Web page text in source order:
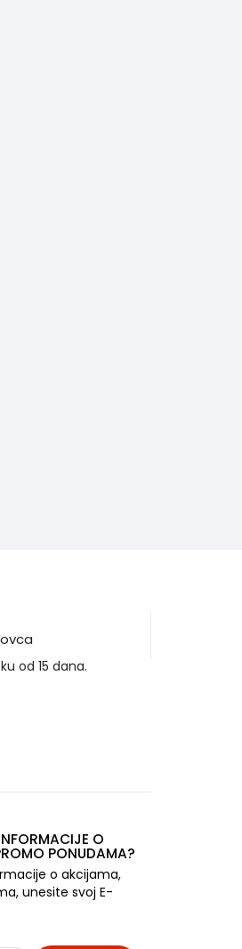
od 15 dana.
O
PONUDAMA?
o akcijama,
unesite svoj E-